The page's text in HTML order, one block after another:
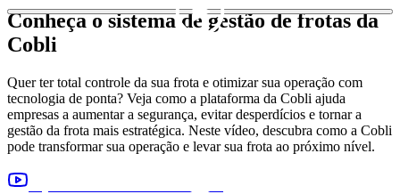
Conheça o sistema de gestão de frotas da
Cobli
Quer ter total controle da sua frota e otimizar sua operação com
tecnologia de ponta? Veja como a plataforma da Cobli ajuda
empresas a aumentar a segurança, evitar desperdícios e tornar a
gestão da frota mais estratégica. Neste vídeo, descubra como a Cobli
pode transformar sua operação e levar sua frota ao próximo nível.